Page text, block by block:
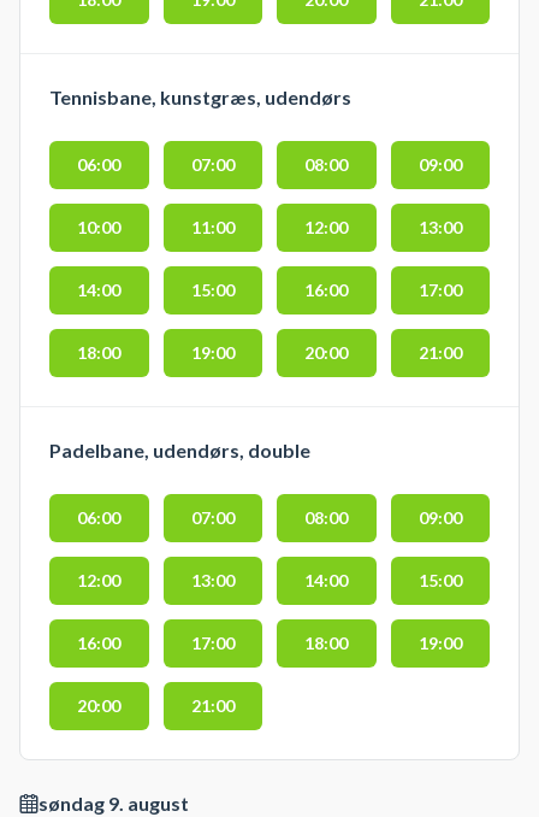
Tennisbane, kunstgræs, udendørs
06:00 07:00 08:00 09:00
10:00 11:00 12:00 13:00
14:00 15:00 16:00 17:00
18:00 19:00 20:00 21:00
Padelbane, udendørs, double
06:00 07:00 08:00 09:00
12:00 13:00 14:00 15:00
16:00 17:00 18:00 19:00
20:00 21:00
søndag 9. august